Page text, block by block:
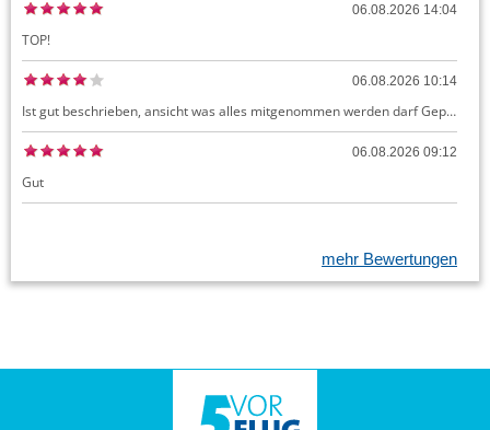
06.08.2026 14:04
TOP!
06.08.2026 10:14
Ist gut beschrieben, ansicht was alles mitgenommen werden darf Gepäck dürfte auch kostenloses Handgepäck umfassen, ansonsten sehr easy zu machen
06.08.2026 09:12
Gut
mehr Bewertungen